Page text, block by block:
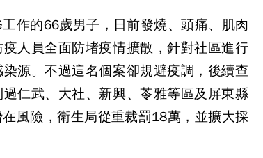
作的66歲男子，日前發燒、頭痛、肌肉
人員全面防堵疫情擴散，針對社區進行
源。不過這名個案卻規避疫調，後續查
仁武、大社、新興、苓雅等區及屏東縣
風險，衛生局從重裁罰18萬，並擴大採